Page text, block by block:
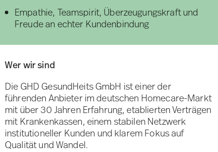
Empathie, Teamspirit, Überzeugungskraft und
Freude an echter Kundenbindung
Wer wir sind
Die GHD GesundHeits GmbH ist einer der
führenden Anbieter im deutschen Homecare-Markt
mit über 30 Jahren Erfahrung, etablierten Verträgen
mit Krankenkassen, einem stabilen Netzwerk
institutioneller Kunden und klarem Fokus auf
Qualität und Wandel.